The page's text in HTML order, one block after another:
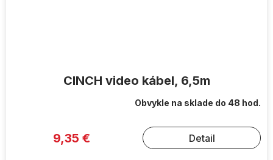
CINCH video kábel, 6,5m
Obvykle na sklade do 48 hod.
9,35 € Detail